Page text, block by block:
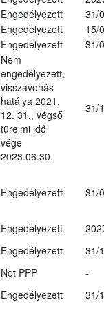
Engedélyezett
31/
Engedélyezett
15/
Engedélyezett 31/
Nem
engedélyezett,
visszavonás
hatálya 2021.
12. 31., végső
türelmi idő
vége
2023.06.30.
31/
Engedélyezett 31/
Engedélyezett
Engedélyezett
31/
Not PPP
-
Engedélyezett
31/